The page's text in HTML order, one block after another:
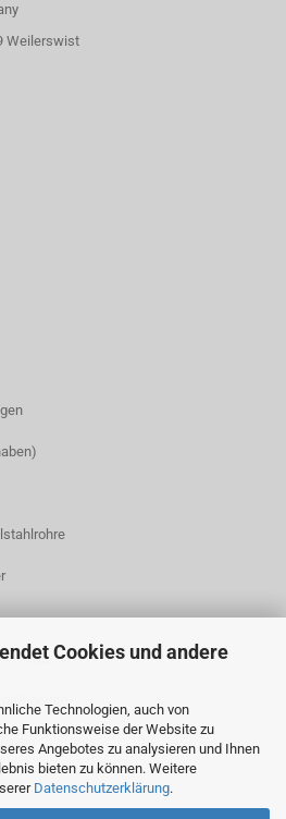
Cookies und andere
Technologien, auch von
Funktionsweise der Website zu
Angebotes zu analysieren und Ihnen
bieten zu können. Weitere
Datenschutzerklärung.
Weilerswist
Armaturen